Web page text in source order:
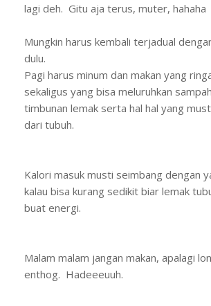
lagi deh. Gitu aja terus, muter, hahaha
Mungkin harus kembali terjadual
dulu.
Pagi harus minum dan makan yang
sekaligus yang bisa meluruhkan
timbunan lemak serta hal hal yang
dari tubuh.
Kalori masuk musti seimbang dengan
kalau bisa kurang sedikit biar lemak
buat energi.
Malam malam jangan makan, apalagi
enthog. Hadeeeuuh.